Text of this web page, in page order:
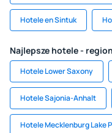
Hotele en Sintuk
Najlepsze hotele -
Hotele Lower Saxony
Hotele Sajonia-Anhalt
Hotele Mecklenburg Lake